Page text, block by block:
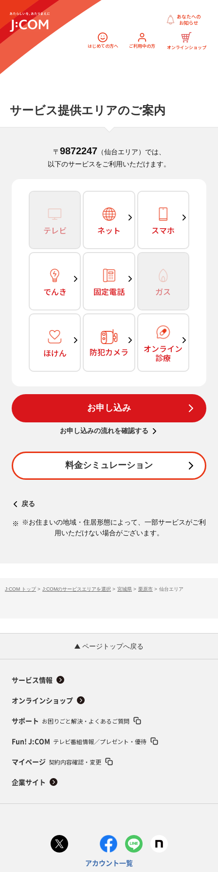
はじめての方へ ご利用中の方 オンラインショップ
あなたへの
お知らせ
サービス提供エリアのご案内
〒 9872247 （仙台エリア）では、
以下のサービスをご利用いただけます。
テレビ ネット スマホ
でんき 固定電話 ガス
ほけん 防犯カメラ オンライン
診療
お申し込み
お申し込みの流れを確認する
料金シミュレーション
戻る
※お住まいの地域・住居形態によって、一部サービスがご利
用いただけない場合がございます。
J:COM トップ > J:COMのサービスエリアを選択 > 宮城県 > 栗原市 > 仙台エリア
ページトップへ戻る
サービス情報
オンラインショップ
サポート お困りごと解決・よくあるご質問
Fun! J:COM テレビ番組情報／プレゼント・優待
マイページ 契約内容確認・変更
企業サイト
アカウント一覧